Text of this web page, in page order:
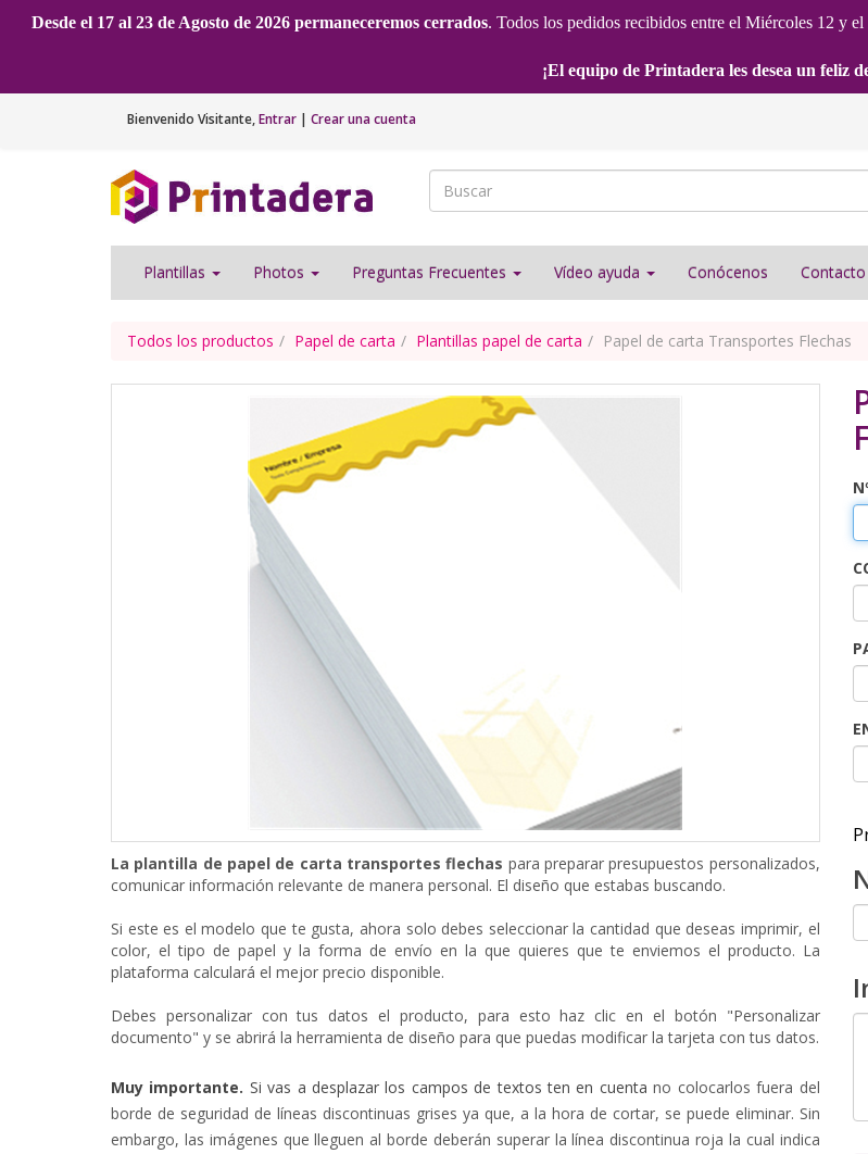
Desde el 17 al 23 de Agosto de 2026 permaneceremos cerrados. Todos los pedidos recibidos entre el Miércoles 12 y
¡El equipo de Printadera les desea un feliz
Bienvenido Visitante,Entrar | Crear una cuenta
Plantillas Photos Preguntas Frecuentes Vídeo ayuda Conócenos Contacto
Todos los productos Papel de carta Plantillas papel de carta Papel de carta Transportes Flechas
La plantilla de papel de carta transportes flechas para preparar presupuestos personalizados,
comunicar información relevante de manera personal. El diseño que estabas buscando.
Si este es el modelo que te gusta, ahora solo debes seleccionar la cantidad que deseas imprimir, el
color, el tipo de papel y la forma de envío en la que quieres que te enviemos el producto. La
plataforma calculará el mejor precio disponible.
Debes personalizar con tus datos el producto, para esto haz clic en el botón "Personalizar
documento" y se abrirá la herramienta de diseño para que puedas modificar la tarjeta con tus datos.
Muy importante. Si vas a desplazar los campos de textos ten en cuentano colocarlos fuera del
borde de seguridad de líneas discontinuas grises ya que, a la hora de cortar, se puede eliminar. Sin
embargo, las imágenes que lleguen al borde deberán superar la línea discontinua roja la cual indica